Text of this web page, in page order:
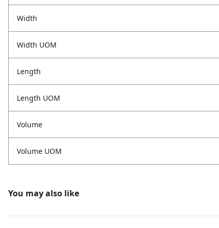
Width
Width UOM
Length
Length UOM
Volume
Volume UOM
You may also like